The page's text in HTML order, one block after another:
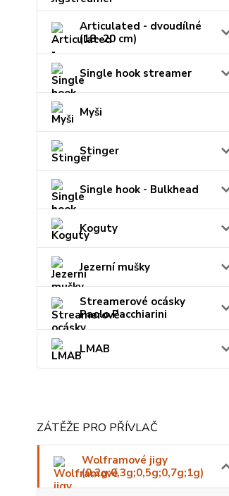
Articulated - dvoudílné
(18- 20 cm)
Single hook streamer
Myši
Stinger
Single hook - Bulkhead
Koguty
Jezerní mušky
Streamerové ocásky
Paolo Pacchiarini
LMAB
ZÁTĚŽE PRO PŘÍVLAČ
Wolframové jigy
(0,2g;0,3g;0,5g;0,7g;1g)